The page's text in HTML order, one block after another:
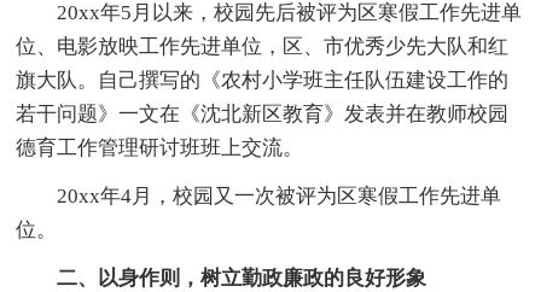
20xx年5月以来，校园先后被评为区寒假工作先进单
位、电影放映工作先进单位，区、市优秀少先大队和红
旗大队。自己撰写的《农村小学班主任队伍建设工作的
若干问题》一文在《沈北新区教育》发表并在教师校园
德育工作管理研讨班班上交流。
20xx年4月，校园又一次被评为区寒假工作先进单
位。
二、以身作则，树立勤政廉政的良好形象